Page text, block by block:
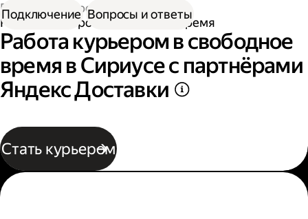
Работа курьером
Работа курьером в свободное время
Работа курьером в свободное
время в Сириусе с партнёрами
Яндекс Доставки
Стать курьером
Подключение Вопросы и ответы